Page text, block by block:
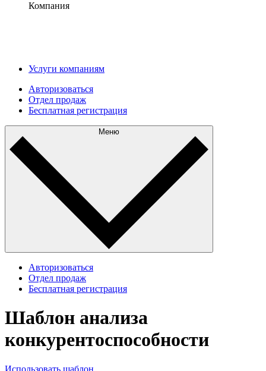
Компания
Услуги компаниям
Авторизоваться
Отдел продаж
Бесплатная регистрация
Меню
Авторизоваться
Отдел продаж
Бесплатная регистрация
Шаблон анализа
конкурентоспособности
Использовать шаблон